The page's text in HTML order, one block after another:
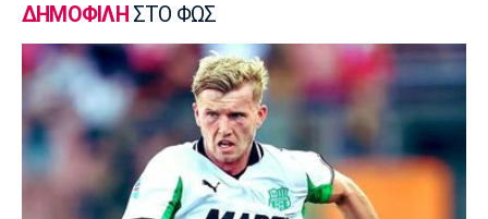
Σπόρτινγκ: Η επιβεβαίωση για τον
Μπραγκάνσα και ο Ολυμπιακός
14:20
Super League 1
ΠΑΟΚ: Ανεβαίνει ο Γιαννούλης
14:05
Γ Εθνική
ΔΗΜΟΦΙΛΗ ΣΤΟ ΦΩΣ